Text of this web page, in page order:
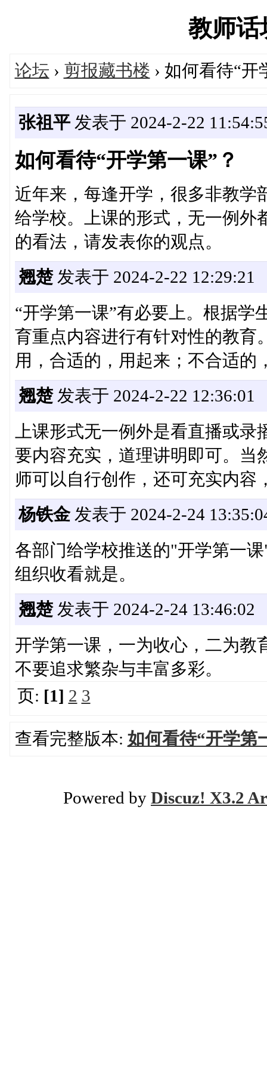
教师话
论坛 › 剪报藏书楼 › 如何看待“开
张祖平发表于 2024-2-22
如何看待“开学第一课”？
近年来，每逢开学，很多非教学
给学校。上课的形式，无一例外
的看法，请发表你的观点。
翘楚发表于 2024-2-22 12:29:21
“开学第一课”有必要上。根据学
育重点内容进行有针对性的教育
用，合适的，用起来；不合适的
翘楚发表于 2024-2-22 12:36:01
上课形式无一例外是看直播或
要内容充实，道理讲明即可。当
师可以自行创作，还可充实内容
杨铁金发表于 2024-2-24
各部门给学校推送的"开学第一
组织收看就是。
翘楚发表于 2024-2-24 13:46:02
开学第一课，一为收心，二为教
不要追求繁杂与丰富多彩。
页: [1] 2 3
查看完整版本: 如何看待“开学第
Powered by Discuz! X3.2